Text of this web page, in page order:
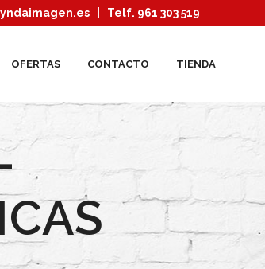
| Telf. 961 303 519
OFERTAS CONTACTO TIENDA